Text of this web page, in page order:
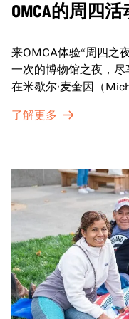
OMCA的周四活
来OMCA体验“周四之
一次的博物馆之夜，
在米歇尔·麦奎因（
探索那些在夜幕下焕
了解更多